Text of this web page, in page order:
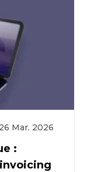
26 Mar. 2026
: